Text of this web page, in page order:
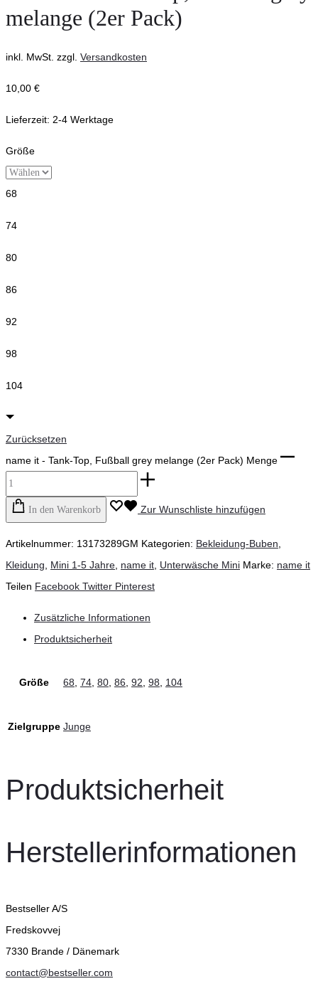
melange (2er Pack)
inkl. MwSt. zzgl. Versandkosten
10,00 €
Lieferzeit: 2-4 Werktage
Größe
68
74
80
86
92
98
104
Zurücksetzen
name it - Tank-Top, Fußball grey melange (2er Pack) Menge
In den Warenkorb Zur Wunschliste hinzufügen
Artikelnummer: 13173289GM Kategorien: Bekleidung-Buben,
Kleidung, Mini 1-5 Jahre, name it, Unterwäsche Mini Marke: name it
Teilen Facebook Twitter Pinterest
Zusätzliche Informationen
Produktsicherheit
Größe 68, 74, 80, 86, 92, 98, 104
Zielgruppe Junge
Produktsicherheit
Herstellerinformationen
Bestseller A/S
Fredskovvej
7330 Brande / Dänemark
contact@bestseller.com